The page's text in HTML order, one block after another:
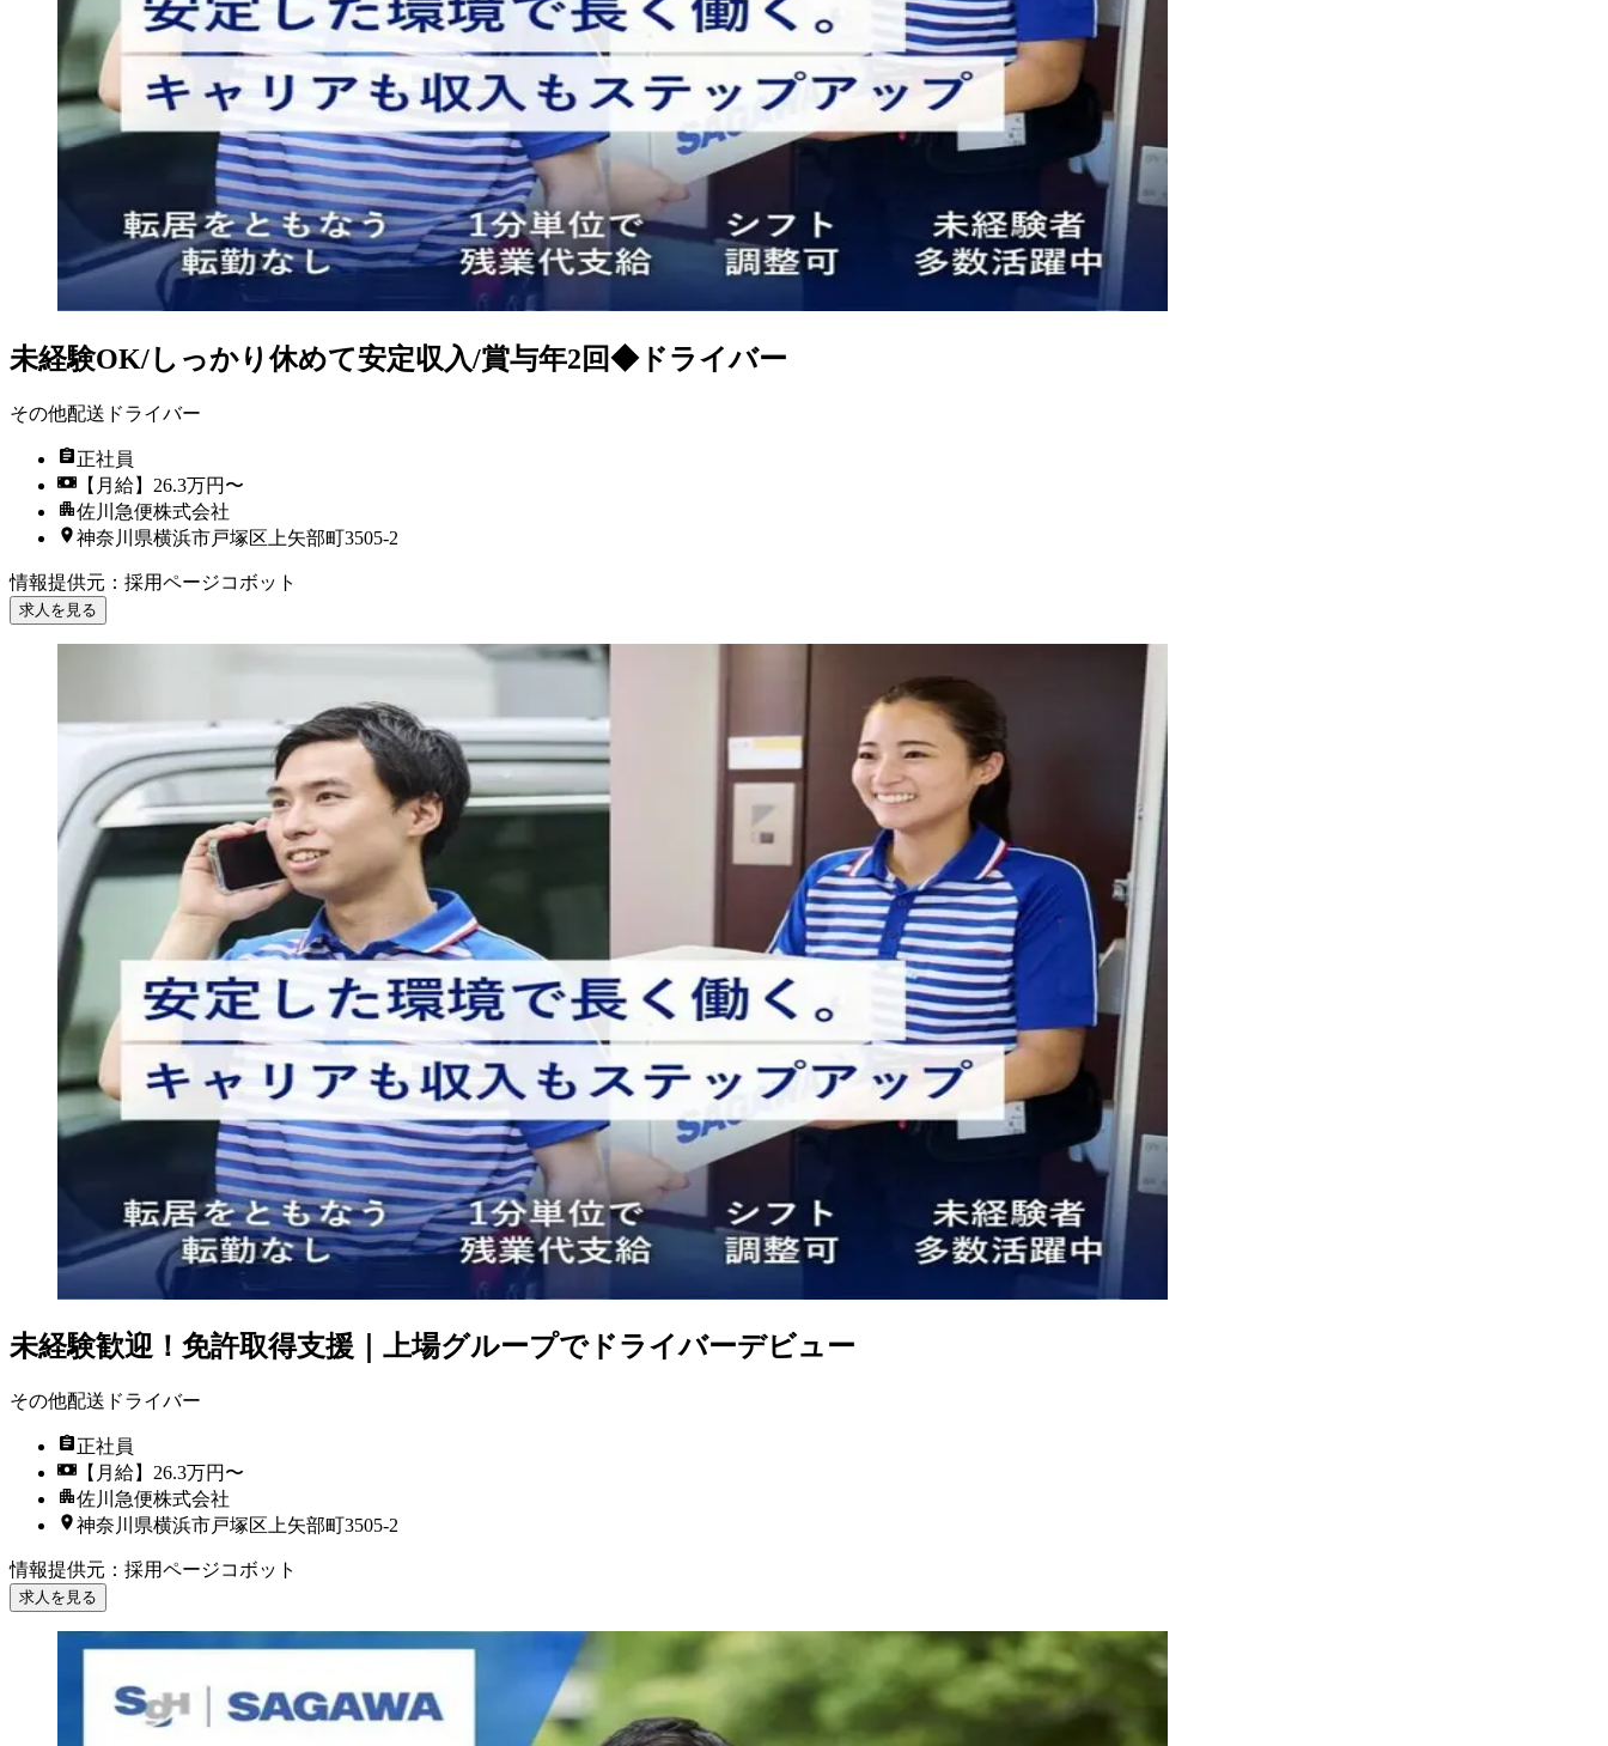
未経験OK/しっかり休めて安定収入/賞与年2回◆ドライバー
その他配送ドライバー
正社員
【月給】26.3万円〜
佐川急便株式会社
神奈川県横浜市戸塚区上矢部町3505-2
情報提供元 ： 採用ページコボット
求人を見る
未経験歓迎！免許取得支援｜上場グループでドライバーデビュー
その他配送ドライバー
正社員
【月給】26.3万円〜
佐川急便株式会社
神奈川県横浜市戸塚区上矢部町3505-2
情報提供元 ： 採用ページコボット
求人を見る